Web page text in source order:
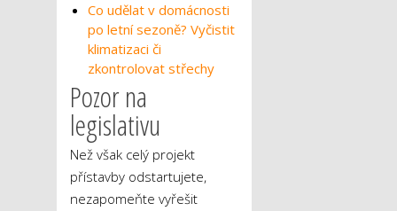
Co udělat v domácnosti
po letní sezoně? Vyčistit
klimatizaci či
zkontrolovat střechy
Pozor na
legislativu
Než však celý projekt
přístavby odstartujete,
nezapomeňte vyřešit